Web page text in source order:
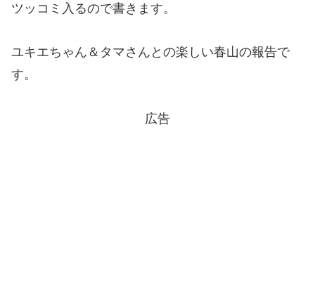
ツッコミ入るので書きます。
ユキエちゃん＆タマさんとの楽しい春山の報告で
す。
広告